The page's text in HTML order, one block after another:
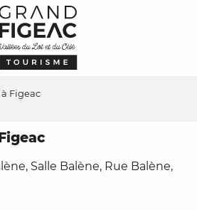
Figeac
Salle Balène, Rue Balène,